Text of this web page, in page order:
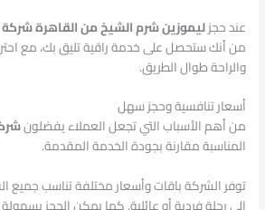
عند حجزليموزين شرم الشيخ من القاهرة شركة
من أنك ستحصل على خدمة راقية تليق بك، مع
والراحة طوال الطريق.
أسعار تنافسية وحجز سهل
من أهم الأسباب التي تجعل العملاء يفضلون
المناسبة مقارنة بجودة الخدمة المقدمة.
توفر الشركة باقات وأسعار مختلفة تناسب جميع